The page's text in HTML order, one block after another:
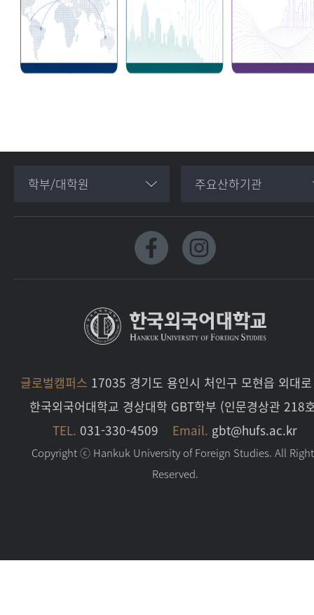
학부/대학원 주요산하기관
글로벌캠퍼스 17035 경기도 용인시 처인구 모현읍 외대
한국외국어대학교 경상대학 GBT학부 (인문경상관 218
TEL. 031-330-4509 Email. gbt@hufs.ac.kr
Copyright ⓒ Hankuk University of Foreign Studies. All
Reserved.